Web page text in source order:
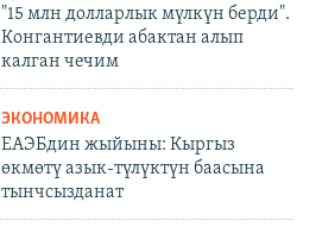
"15 млн долларлык мүлкүн берди".
Конгантиевди абактан алып
калган чечим
ЭКОНОМИКА
ЕАЭБдин жыйыны: Кыргыз
өкмөтү азык-түлүктүн баасына
тынчсызданат